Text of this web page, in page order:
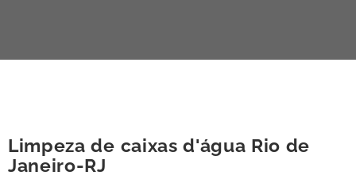
Limpeza de caixas d'água Rio de
Janeiro-RJ